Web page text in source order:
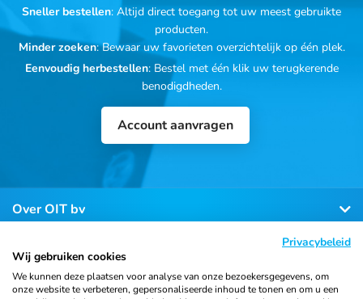
Sneller bestellen: Altijd direct toegang tot uw meest gebruikte
producten.
Minder zoeken: Bewaar uw favorieten overzichtelijk op één plek.
Eenvoudig herbestellen: Bestel met één klik uw terugkerende
benodigdheden.
Account aanvragen
Over OIT bv
Klantenservice
Privacybeleid
Wij gebruiken cookies
We kunnen deze plaatsen voor analyse van onze bezoekersgegevens, om
onze website te verbeteren, gepersonaliseerde inhoud te tonen en om u een